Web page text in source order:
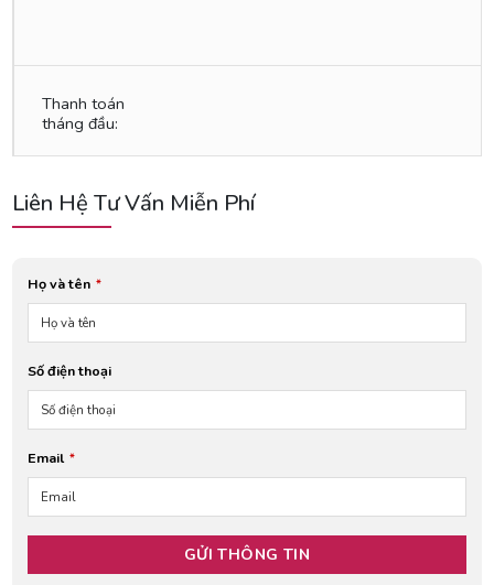
Thanh toán
tháng đầu:
Liên Hệ Tư Vấn Miễn Phí
Họ và tên *
Số điện thoại
Email *